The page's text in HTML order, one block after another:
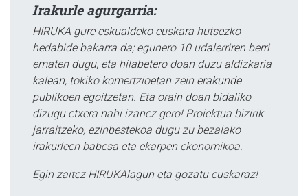
Irakurle agurgarria:
HIRUKA gure eskualdeko euskara hutsezko
hedabide bakarra da; egunero 10 udalerriren berri
ematen dugu, eta hilabetero doan duzu aldizkaria
kalean, tokiko komertzioetan zein erakunde
publikoen egoitzetan. Eta orain doan bidaliko
dizugu etxera nahi izanez gero! Proiektua bizirik
jarraitzeko, ezinbestekoa dugu zu bezalako
irakurleen babesa eta ekarpen ekonomikoa.
Egin zaitez HIRUKAlagun eta gozatu euskaraz!